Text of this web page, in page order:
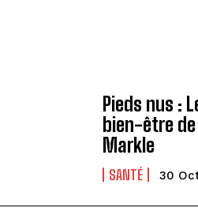
Pieds nus :
bien-être
Markle
SANTÉ 30